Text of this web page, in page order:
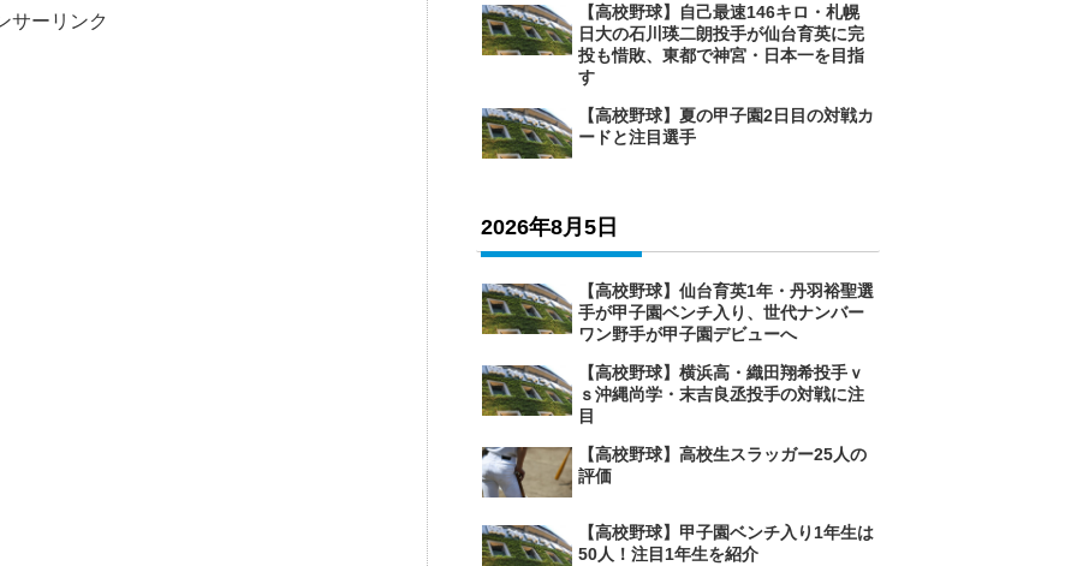
サーリンク
【高校野球】自己最速146キロ・札幌
日大の石川瑛二朗投手が仙台育英に完
投も惜敗、東都で神宮・日本一を目指
す
【高校野球】夏の甲子園2日目の対戦カ
ードと注目選手
2026年8月5日
【高校野球】仙台育英1年・丹羽裕聖選
手が甲子園ベンチ入り、世代ナンバー
ワン野手が甲子園デビューへ
【高校野球】横浜高・織田翔希投手ｖ
ｓ沖縄尚学・末吉良丞投手の対戦に注
目
【高校野球】高校生スラッガー25人の
評価
【高校野球】甲子園ベンチ入り1年生は
50人！注目1年生を紹介